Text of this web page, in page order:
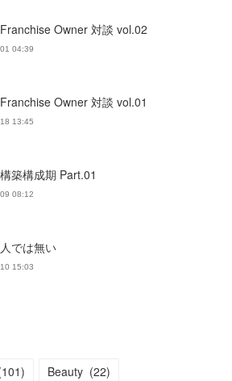
Owner 対談 vol.02
04:39
Owner 対談 vol.01
13:45
築構成期 Part.01
08:12
では無い
15:03
101) Beauty (22)